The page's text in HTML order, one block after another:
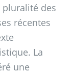
pluralité des
récentes
La
une